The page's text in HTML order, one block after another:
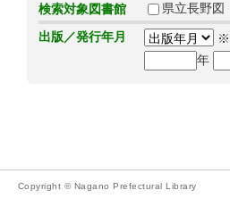
検索対象図書館 県立長野図
出版／発行年月
※
年
Copyright © Nagano Prefectural Library